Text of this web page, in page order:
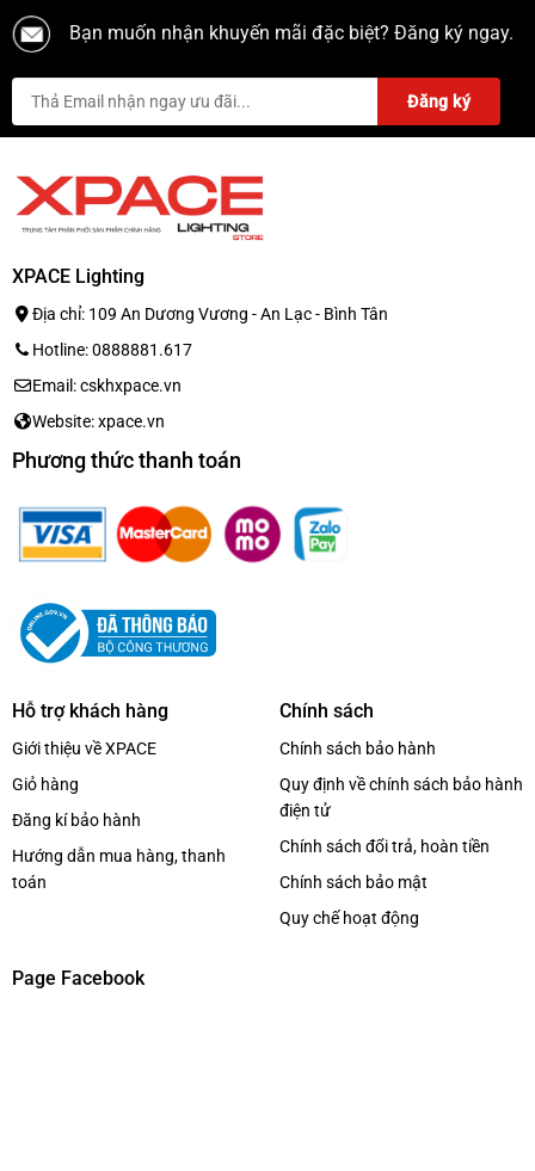
không dây ổn định trong bán kính 10m, tương thích với
đôi nhiều loa JBL cùng lúc
PartyBoost
cho đồng bộ chất âm
Page :Xpace Lighting
Bạn muốn nhận khuyến mãi đặc biệt? Đăng ký ngay.
XPACE Lighting
Địa chỉ: 109 An Dương Vương - An Lạc - Bình Tân
Hotline: 0888881.617
Email: cskhxpace.vn
Website: xpace.vn
Phương thức thanh toán
Hỗ trợ khách hàng
Giới thiệu về XPACE
Giỏ hàng
Đăng kí bảo hành
Hướng dẫn mua hàng, thanh
toán
Chính sách
Chính sách bảo hành
Quy định về chính sách bảo hành
điện tử
Chính sách đổi trả, hoàn tiền
Chính sách bảo mật
Quy chế hoạt động
Page Facebook